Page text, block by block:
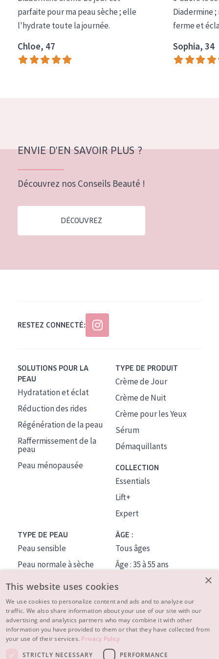
COLLECTION
Essentials
Lift+
Expert
Peau mixte ou grasse
Peau mature
Peau ménopausée
Âge : 55+
parfaite pour ma peau sèche ; elle
l'hydrate toute la journée.
Chloe, 47
Diadermine
ferme et
Sophia, 34
ENVIE D'EN SAVOIR PLUS ?
Découvrez nos Conseils Beauté !
DÉCOUVREZ
RESTEZ CONNECTÉ:
SOLUTIONS POUR LA
PEAU
Hydratation et éclat
Réduction des rides
Régénération de la peau
Raffermissement de la
peau
Peau ménopausée
TYPE DE PRODUIT
Crème de Jour
Crème de Nuit
Crème pour les Yeux
Sérum
Démaquillants
COLLECTION
Essentials
Lift+
Expert
TYPE DE PEAU
Peau sensible
Peau normale à sèche
Peau mixte ou grasse
Peau mature
Peau ménopausée
ÂGE :
Tous âges
Âge : 35 à 55 ans
À PROPOS
CONSEILS BEAUTÉ
×
This website uses cookies
We use cookies to personalize content and ads and to analyze our
traffic. We also share information about your use of our site with our
advertising and analytics partners who may combine it with other
information you have provided to them or that they have collected from
your use of their services. Privacy Policy
STRICTLY NECESSARY
PERFORMANCE